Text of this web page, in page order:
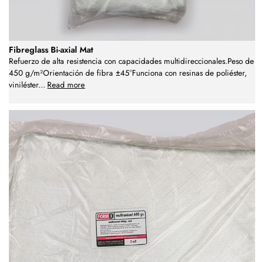
Fibreglass Bi-axial Mat
Refuerzo de alta resistencia con capacidades multidireccionales.Peso de
450 g/m²Orientación de fibra ±45°Funciona con resinas de poliéster,
viniléster... Read more